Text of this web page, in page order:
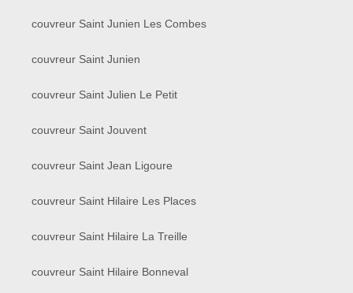
couvreur Saint Junien Les Combes
couvreur Saint Junien
couvreur Saint Julien Le Petit
couvreur Saint Jouvent
couvreur Saint Jean Ligoure
couvreur Saint Hilaire Les Places
couvreur Saint Hilaire La Treille
couvreur Saint Hilaire Bonneval